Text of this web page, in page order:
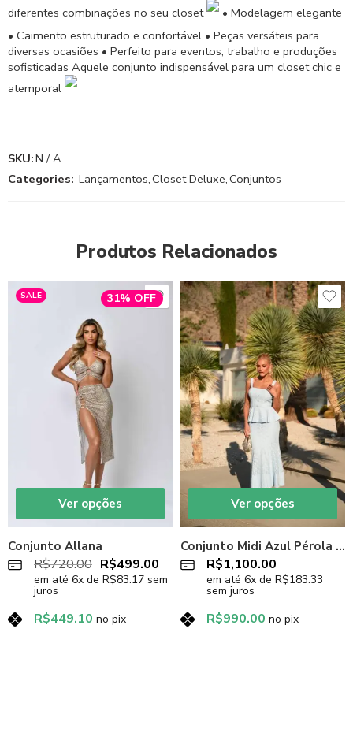
diferentes combinações no seu closet
• Modelagem elegante
• Caimento estruturado e confortável • Peças versáteis para
diversas ocasiões • Perfeito para eventos, trabalho e produções
sofisticadas Aquele conjunto indispensável para um closet chic e
atemporal
SKU:N / A
Categories: Lançamentos,Closet Deluxe,Conjuntos
Produtos Relacionados
SALE 31% OFF
Ver opções
Conjunto Allana
R$720.00 R$499.00
em até 6x de R$83.17 sem
juros
R$449.10 no pix
Ver opções
Conjunto Midi Azul Pérola Grace
R$1,100.00
em até 6x de R$183.33
sem juros
R$990.00 no pix